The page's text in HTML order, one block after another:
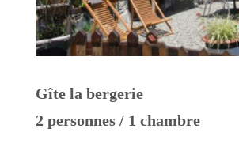
Gîte la bergerie
2 personnes / 1 chambre